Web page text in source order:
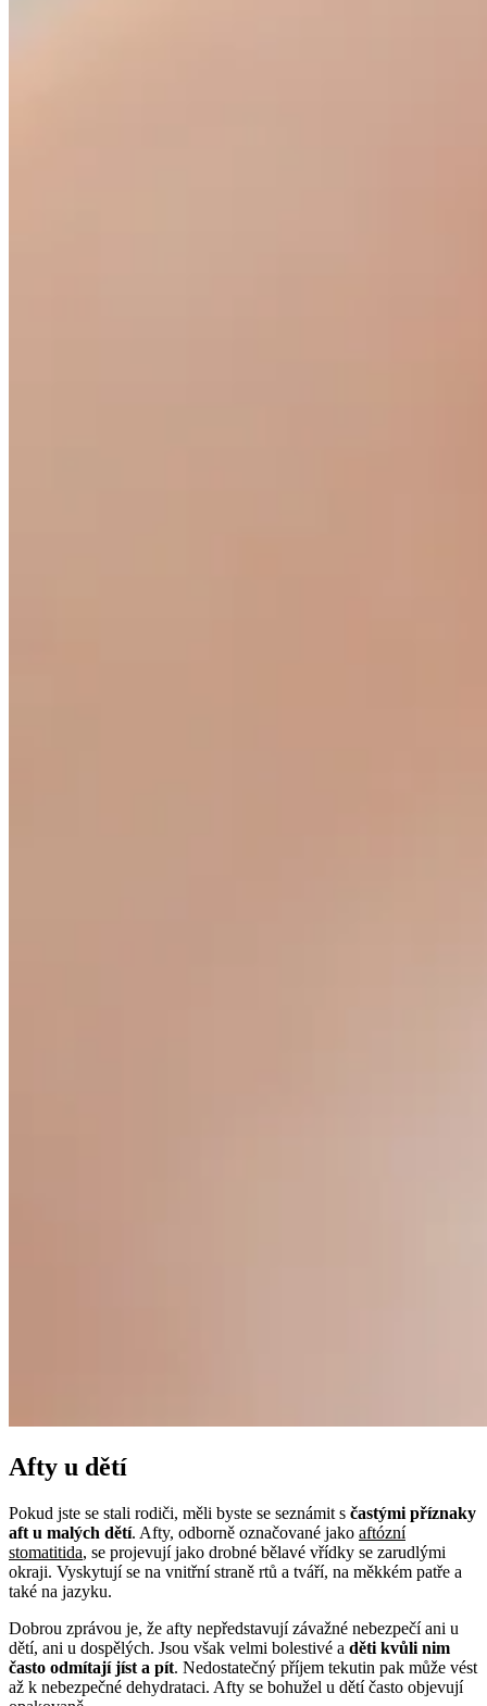
Afty u dětí
Pokud jste se stali rodiči, měli byste se seznámit s častými příznaky
aft u malých dětí. Afty, odborně označované jako aftózní
stomatitida, se projevují jako drobné bělavé vřídky se zarudlými
okraji. Vyskytují se na vnitřní straně rtů a tváří, na měkkém patře a
také na jazyku.
Dobrou zprávou je, že afty nepředstavují závažné nebezpečí ani u
dětí, ani u dospělých. Jsou však velmi bolestivé a děti kvůli nim
často odmítají jíst a pít. Nedostatečný příjem tekutin pak může vést
až k nebezpečné dehydrataci. Afty se bohužel u dětí často objevují